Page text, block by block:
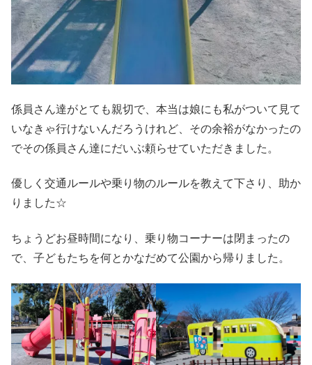
係員さん達がとても親切で、本当は娘にも私がついて見て
いなきゃ行けないんだろうけれど、その余裕がなかったの
でその係員さん達にだいぶ頼らせていただきました。
優しく交通ルールや乗り物のルールを教えて下さり、助か
りました☆
ちょうどお昼時間になり、乗り物コーナーは閉まったの
で、子どもたちを何とかなだめて公園から帰りました。